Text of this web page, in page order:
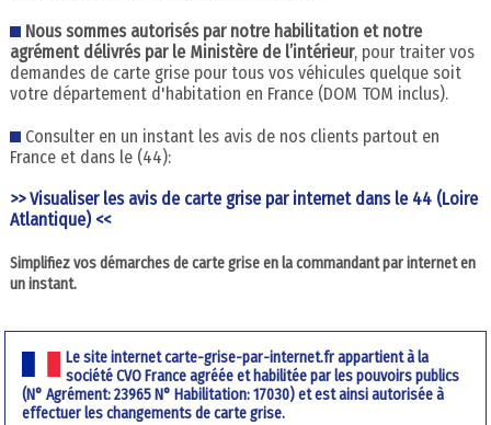
Nous sommes autorisés par notre habilitation et notre
agrément délivrés par le Ministère de l’intérieur, pour traiter vos
demandes de carte grise pour tous vos véhicules quelque soit
votre département d'habitation en France (DOM TOM inclus).
Consulter en un instant les avis de nos clients partout en
France et dans le (44):
>> Visualiser les avis de carte grise par internet dans le 44 (Loire
Atlantique) <<
Simplifiez vos démarches de carte grise en la commandant par internet en
un instant.
Le site internet carte-grise-par-internet.fr appartient à la
société CVO France agréée et habilitée par les pouvoirs publics
(N° Agrément: 23965 N° Habilitation: 17030) et est ainsi autorisée à
effectuer les changements de carte grise.